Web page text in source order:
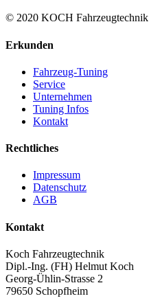
© 2020 KOCH Fahrzeugtechnik
Erkunden
Fahrzeug-Tuning
Service
Unternehmen
Tuning Infos
Kontakt
Rechtliches
Impressum
Datenschutz
AGB
Kontakt
Koch Fahrzeugtechnik
Dipl.-Ing. (FH) Helmut Koch
Georg-Ühlin-Strasse 2
79650 Schopfheim